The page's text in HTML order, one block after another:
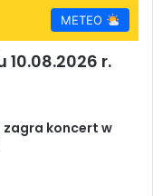
METEO
10.08.2026 r.
zagra koncert w